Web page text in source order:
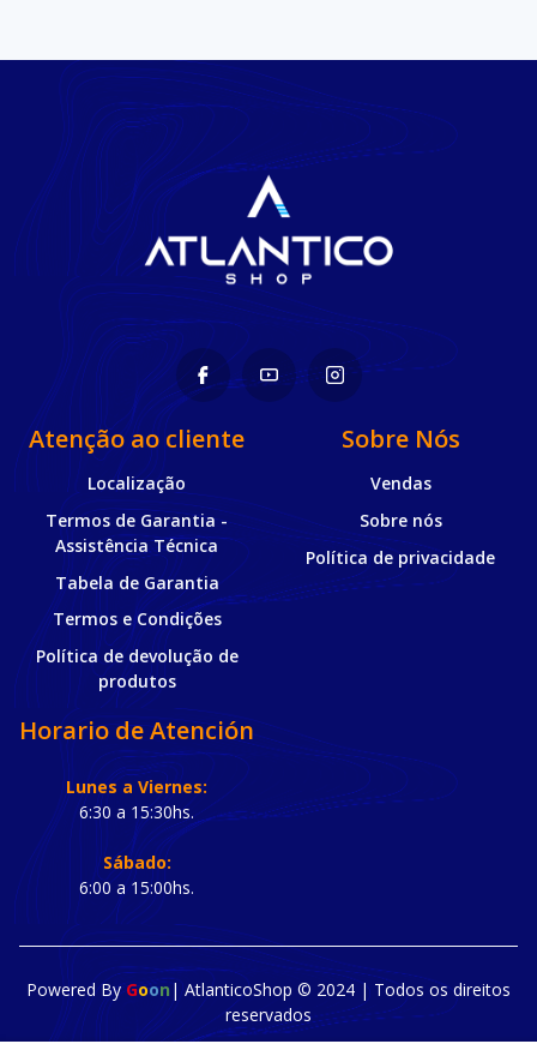
Atenção ao cliente
Localização
Termos de Garantia -
Assistência Técnica
Tabela de Garantia
Termos e Condições
Política de devolução de
produtos
Sobre Nós
Vendas
Sobre nós
Política de privacidade
Horario de Atención
Lunes a Viernes:
6:30 a 15:30hs.
Sábado:
6:00 a 15:00hs.
Powered ByGoon | AtlanticoShop © 2024 | Todos os direitos
reservados